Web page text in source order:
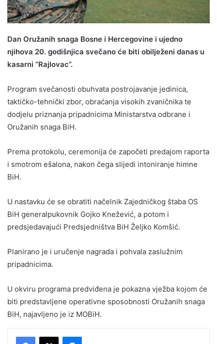
Dan Oružanih snaga Bosne i Hercegovine i ujedno
njihova 20. godišnjica svečano će biti obilježeni danas u
kasarni “Rajlovac”.
Program svečanosti obuhvata postrojavanje jedinica,
taktičko-tehnički zbor, obraćanja visokih zvaničnika te
dodjelu priznanja pripadnicima Ministarstva odbrane i
Oružanih snaga BiH.
Prema protokolu, ceremonija će započeti predajom raporta
i smotrom ešalona, nakon čega slijedi intoniranje himne
BiH.
U nastavku će se obratiti načelnik Zajedničkog štaba OS
BiH generalpukovnik Gojko Knežević, a potom i
predsjedavajući Predsjedništva BiH Željko Komšić.
Planirano je i uručenje nagrada i pohvala zaslužnim
pripadnicima.
U okviru programa predviđena je pokazna vježba kojom će
biti predstavljene operativne sposobnosti Oružanih snaga
BiH, najavljeno je iz MOBiH.